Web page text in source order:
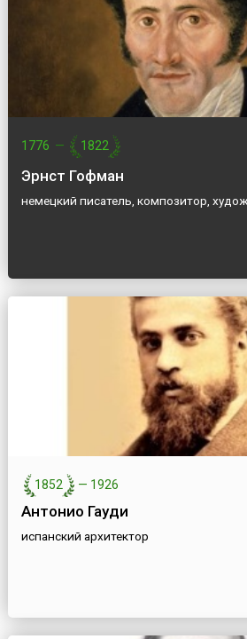
1776 — 1822
Эрнст Гофман
немецкий писатель, композитор,
1852 — 1926
Антонио Гауди
испанский архитектор